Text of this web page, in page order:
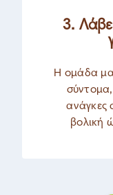
3.
Η ομάδα
ανάγκες
βολική